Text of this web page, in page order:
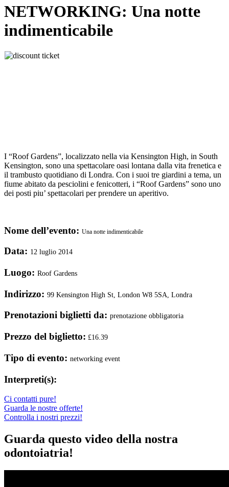
NETWORKING: Una notte
indimenticabile
I “Roof Gardens”, localizzato nella via Kensington High, in South
Kensington, sono una spettacolare oasi lontana dalla vita frenetica e
il trambusto quotidiano di Londra. Con i suoi tre giardini a tema, un
fiume abitato da pesciolini e fenicotteri, i “Roof Gardens” sono uno
dei posti piu’ spettacolari per prendere un aperitivo.
Nome dell’evento: Una notte indimenticabile
Data: 12 luglio 2014
Luogo: Roof Gardens
Indirizzo: 99 Kensington High St, London W8 5SA, Londra
Prenotazioni biglietti da: prenotazione obbligatoria
Prezzo del biglietto: £16.39
Tipo di evento: networking event
Interpreti(s):
Ci contatti pure!
Guarda le nostre offerte!
Controlla i nostri prezzi!
Guarda questo video della nostra
odontoiatria!